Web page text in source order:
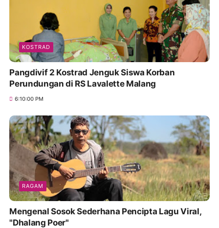
KOSTRAD
Pangdivif 2 Kostrad Jenguk Siswa Korban
Perundungan di RS Lavalette Malang
6:10:00 PM
RAGAM
Mengenal Sosok Sederhana Pencipta Lagu Viral,
"Dhalang Poer"